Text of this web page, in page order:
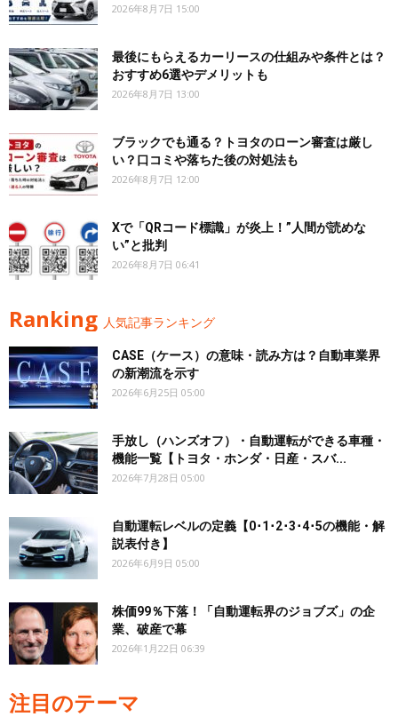
2026年8月7日 15:00
最後にもらえるカーリースの仕組みや条件とは？
おすすめ6選やデメリットも
2026年8月7日 13:00
ブラックでも通る？トヨタのローン審査は厳し
い？口コミや落ちた後の対処法も
2026年8月7日 12:00
Xで「QRコード標識」が炎上！”人間が読めな
い”と批判
2026年8月7日 06:41
Ranking 人気記事ランキング
CASE（ケース）の意味・読み方は？自動車業界
の新潮流を示す
2026年6月25日 05:00
手放し（ハンズオフ）・自動運転ができる車種・
機能一覧【トヨタ・ホンダ・日産・スバ...
2026年7月28日 05:00
自動運転レベルの定義【0･1･2･3･4･5の機能・解
説表付き】
2026年6月9日 05:00
株価99％下落！「自動運転界のジョブズ」の企
業、破産で幕
2026年1月22日 06:39
注目のテーマ